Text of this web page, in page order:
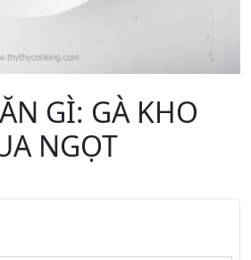
GÌ: GÀ KHO
NGỌT